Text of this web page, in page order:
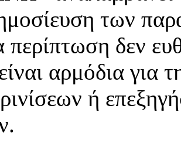
των
περίπτωση δεν
αρμόδια για
ή